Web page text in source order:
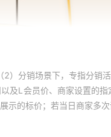
分销场景下，专指分销
及L会员价、商家设置的
的标价；若当日商家多